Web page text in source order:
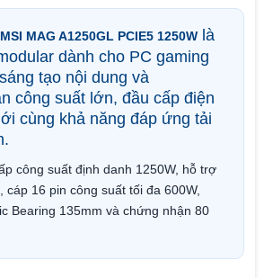
MAG A1250GL PCIE5 1250W là
dành cho PC gaming
tạo nội dung và
công suất lớn, đầu cấp điện
cùng khả năng đáp ứng tải
công suất định danh 1250W, hỗ trợ
cáp 16 pin công suất tối đa 600W,
Bearing 135mm và chứng nhận 80